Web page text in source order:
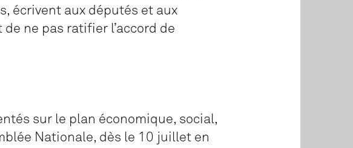
écrivent aux députés et aux
ne pas ratifier l’accord de
sur le plan économique, social,
Nationale, dès le 10 juillet en